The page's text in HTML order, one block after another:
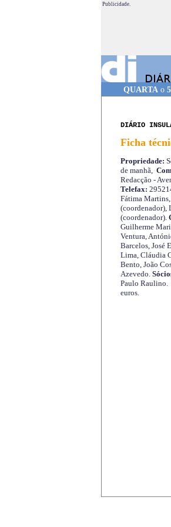
Publicidade.
QUARTAo
DIÁRIO
Ficha
Propriedade:
de manhã,
Redacção -
Telefax:
Fátima
(coordenador),
(coordenador).
Guilherme
Ventura,
Barcelos, José
Lima, Cláudia
Bento, João
Azevedo.
Paulo Raulino.
euros.